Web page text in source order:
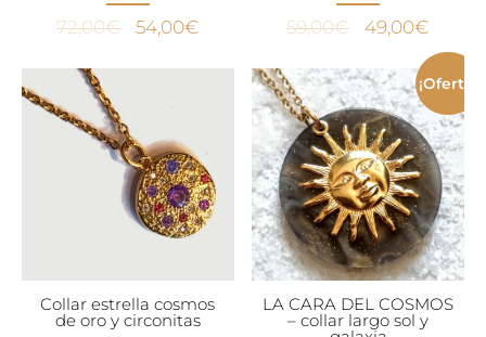
72,00€
El
72,00€.
54,00€El
actual
59,00€
El
original
era:
59,00€.
49,00€
precio
actual
es:
Collar estrella cosmos
de oro y circonitas
¡Oferta!
LA CARA DEL COSMOS
– collar largo sol y